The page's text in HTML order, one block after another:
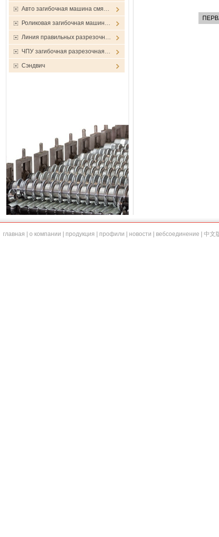
Авто загибочная машина смя…
Роликовая загибочная машин…
Линия правильных разрезочн…
ЧПУ загибочная разрезочная…
Сэндвич
главная о компании продукция профили новости вебсоединение 中文